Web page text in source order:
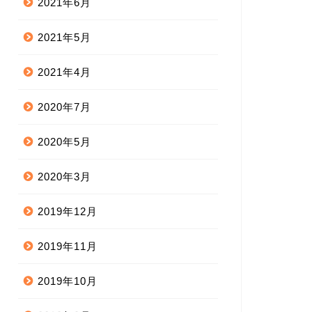
2021年6月
2021年5月
2021年4月
2020年7月
2020年5月
2020年3月
2019年12月
2019年11月
2019年10月